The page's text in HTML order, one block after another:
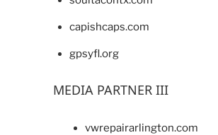
capishcaps.com
gpsyfl.org
MEDIA PARTNER III
vwrepairarlington.com